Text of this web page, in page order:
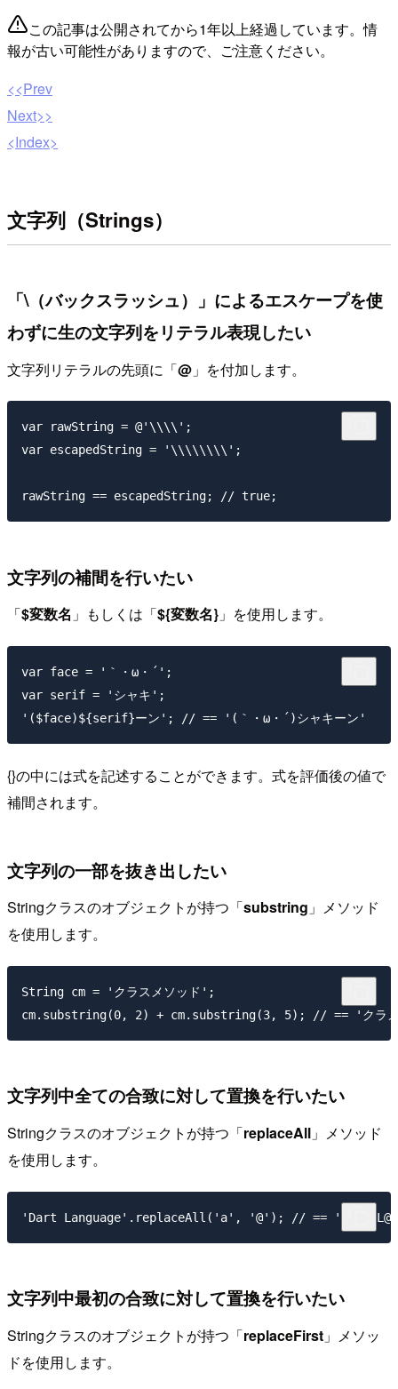
この記事は公開されてから1年以上経過しています。情
報が古い可能性がありますので、ご注意ください。
<<Prev
Next>>
<Index>
文字列（Strings）
「\（バックスラッシュ）」によるエスケープを使
わずに生の文字列をリテラル表現したい
文字列リテラルの先頭に「@ 」を付加します。
var rawString = @'\\\\';
var escapedString = '\\\\\\\\';
文字列の補間を行いたい
「$変数名 」もしくは「${変数名} 」を使用します。
var face = '｀・ω・´';
var serif = 'シャキ';
{}の中には式を記述することができます。式を評価後の値で
補間されます。
文字列の一部を抜き出したい
Stringクラスのオブジェクトが持つ「substring 」メソッド
を使用します。
String cm = 'クラスメソッド';
文字列中全ての合致に対して置換を行いたい
Stringクラスのオブジェクトが持つ「replaceAll 」メソッド
を使用します。
文字列中最初の合致に対して置換を行いたい
Stringクラスのオブジェクトが持つ「replaceFirst 」メソッ
ドを使用します。